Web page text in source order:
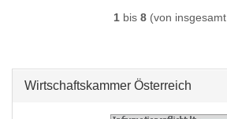
1 bis 8 (von insgesamt
Wirtschaftskammer Österreich